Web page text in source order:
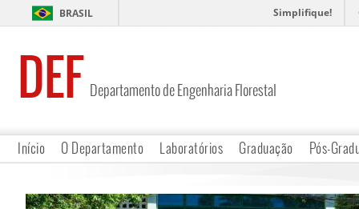
BRASIL Simplifique!
DEF Departamento de Engenharia Florestal
Início O Departamento Laboratórios Graduação Pós-